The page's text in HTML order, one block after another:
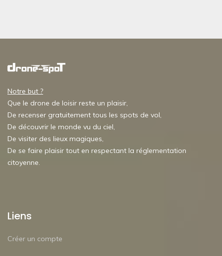
Notre but ?
Que le drone de loisir reste un plaisir,
De recenser gratuitement tous les spots de vol,
De découvrir le monde vu du ciel,
De visiter des lieux magiques,
De se faire plaisir tout en respectant la réglementation
citoyenne.
Liens
Créer un compte